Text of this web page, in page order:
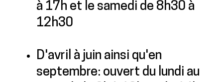
à 17h et le samedi de 8h30 à
12h30
D'avril à juin ainsi qu'en
septembre: ouvert du lundi au